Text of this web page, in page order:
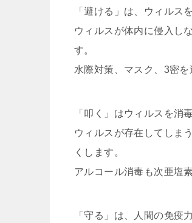
「避ける」は、ウィルス
ウィルスが体内に侵入し
す。
水際対策、マスク、3密
「叩く」はウィルスを消
ウィルスが存在してしま
くします。
アルコール消毒も次亜塩
「守る」は、人間の免疫